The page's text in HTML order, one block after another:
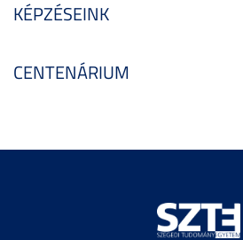
KÉPZÉSEINK
CENTENÁRIUM